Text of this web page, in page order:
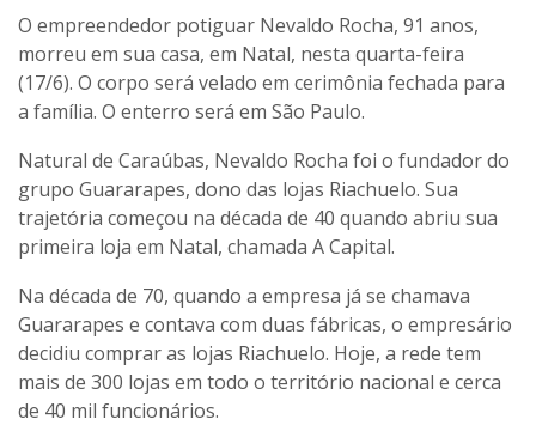
O empreendedor potiguar Nevaldo Rocha, 91 anos,
morreu em sua casa, em Natal, nesta quarta-feira
(17/6). O corpo será velado em cerimônia fechada para
a família. O enterro será em São Paulo.
Natural de Caraúbas, Nevaldo Rocha foi o fundador do
grupo Guararapes, dono das lojas Riachuelo. Sua
trajetória começou na década de 40 quando abriu sua
primeira loja em Natal, chamada A Capital.
Na década de 70, quando a empresa já se chamava
Guararapes e contava com duas fábricas, o empresário
decidiu comprar as lojas Riachuelo. Hoje, a rede tem
mais de 300 lojas em todo o território nacional e cerca
de 40 mil funcionários.